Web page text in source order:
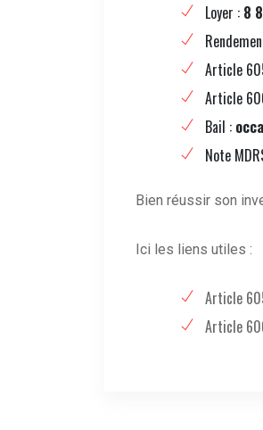
Loyer : 8
Article
Article
Bail :
Note
Bien réussir son
Ici les liens utiles :
Article
Article